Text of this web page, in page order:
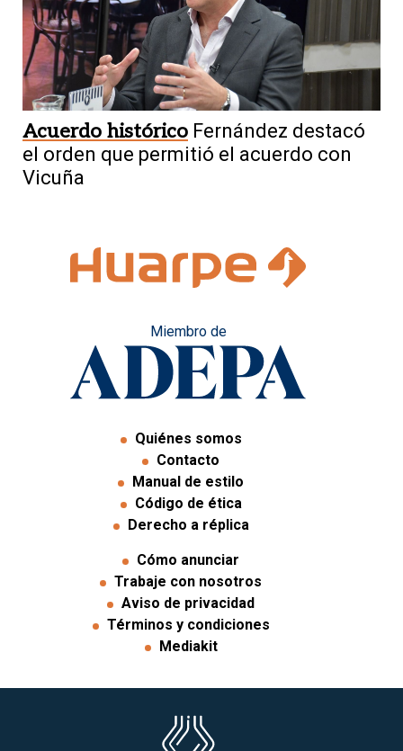
Acuerdo histórico Fernández destacó
el orden que permitió el acuerdo con
Vicuña
Miembro de
Quiénes somos
Contacto
Manual de estilo
Código de ética
Derecho a réplica
Cómo anunciar
Trabaje con nosotros
Aviso de privacidad
Términos y condiciones
Mediakit